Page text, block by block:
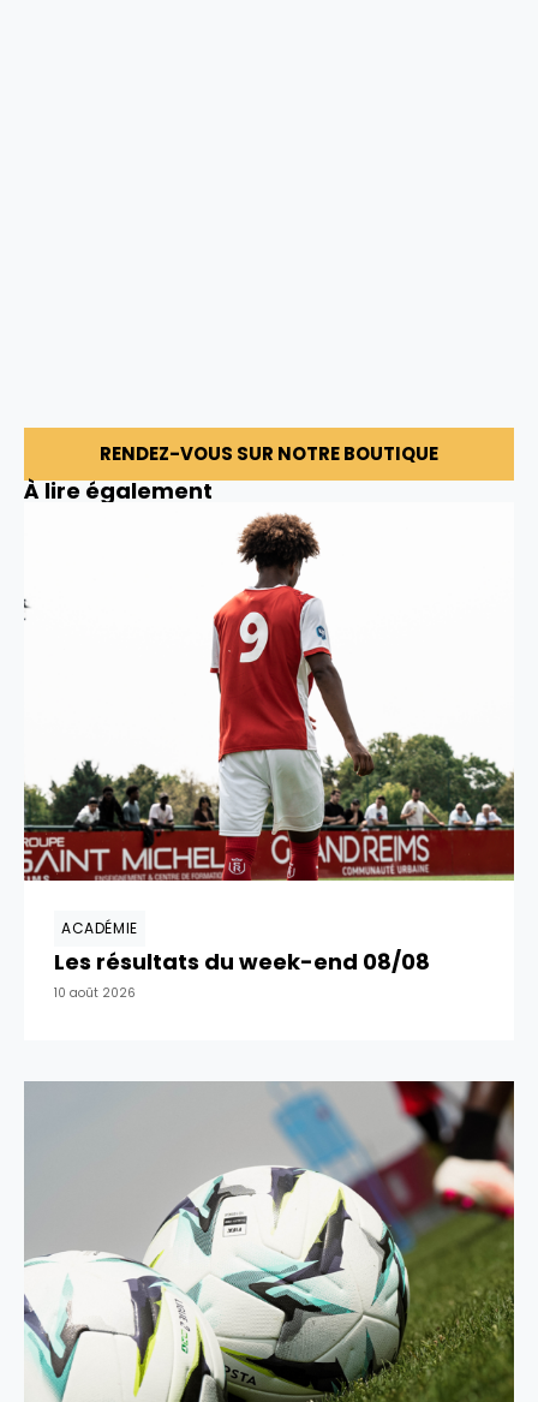
RENDEZ-VOUS SUR NOTRE BOUTIQUE
À lire également
ACADÉMIE
Les résultats du week-end 08/08
10 août 2026